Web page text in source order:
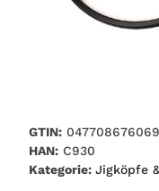
GTIN: 047708676069
HAN: C930
Kategorie: Jigköpfe